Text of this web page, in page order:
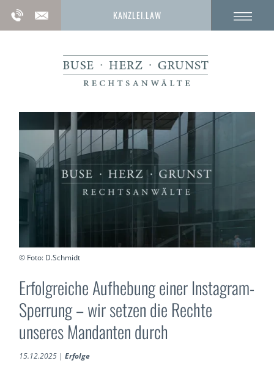
KANZLEI.LAW
© Foto: D.Schmidt
Erfolgreiche Aufhebung einer Instagram-
Sperrung – wir setzen die Rechte
unseres Mandanten durch
15.12.2025 |Erfolge